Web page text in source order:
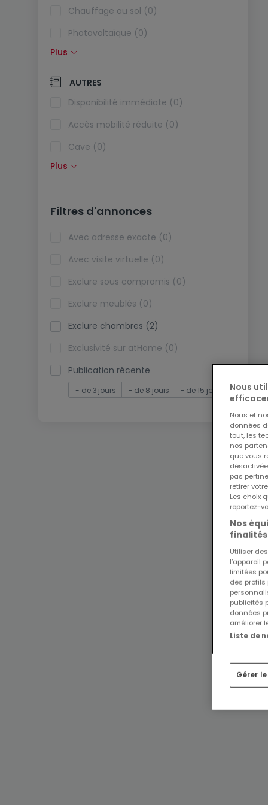
Chauffage au sol (0)
Photovoltaïque (0)
Panneaux solaires (0)
Pompe à chaleur (0)
Climatisation (0)
Fibre optique (0)
Plus
AUTRES
Disponibilité immédiate (0)
Accès mobilité réduite (0)
Cave (0)
Grenier (0)
Ascenseur (0)
Animaux acceptés (0)
Biens de vacances (0)
Plus
Filtres d'annonces
Avec adresse exacte (0)
Avec visite virtuelle (0)
Exclure sous compromis (0)
Exclure meublés (0)
Exclure chambres (2)
Exclusivité sur atHome (0)
Publication récente
- de 3 jours - de 8 jours - de 15 jours
Nous
Nous et
données
tout, les
nos
que vous
pas
retirer
Les choix
reportez-
Nos
Utiliser
l’appareil
limitées
des
publicités
données
améliorer
Liste de
Gérer